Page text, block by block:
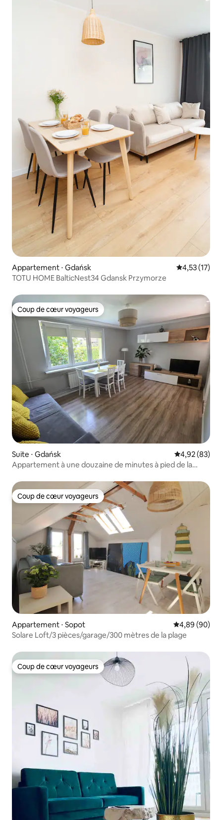
Appartement ⋅ Gdańsk Évaluation
4,53 (17)
TOTU HOME BalticNest34 Gdansk Przymorze
Coup de cœur voyageurs
Coup de cœur voyageurs
Suite ⋅ Gdańsk Évaluation
4,92 (83)
Appartement à une douzaine de minutes à pied de la
Coup de cœur voyageurs
Coup de cœur voyageurs
Appartement ⋅ Sopot Évaluation
4,89 (90)
Solare Loft/3 pièces/garage/300 mètres de la plage
Coup de cœur voyageurs
Coup de cœur voyageurs